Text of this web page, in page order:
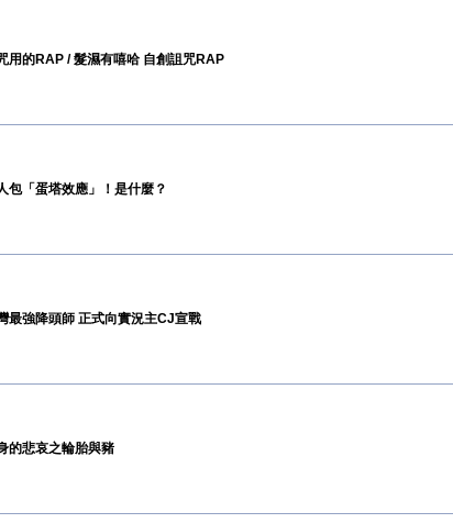
用的RAP / 髮濕有嘻哈 自創詛咒RAP
包「蛋塔效應」！是什麼？
最強降頭師 正式向實況主CJ宣戰
的悲哀之輪胎與豬